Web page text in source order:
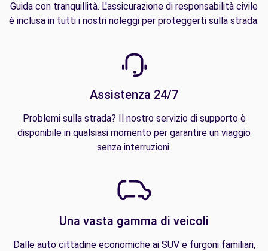
Guida con tranquillità. L'assicurazione di responsabilità civile
è inclusa in tutti i nostri noleggi per proteggerti sulla strada.
Assistenza 24/7
Problemi sulla strada? Il nostro servizio di supporto è
disponibile in qualsiasi momento per garantire un viaggio
senza interruzioni.
Una vasta gamma di veicoli
Dalle auto cittadine economiche ai SUV e furgoni familiari,